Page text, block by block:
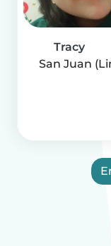
Tracy
San Juan